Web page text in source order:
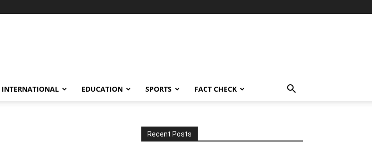
INTERNATIONAL EDUCATION SPORTS FACT CHECK
Recent Posts